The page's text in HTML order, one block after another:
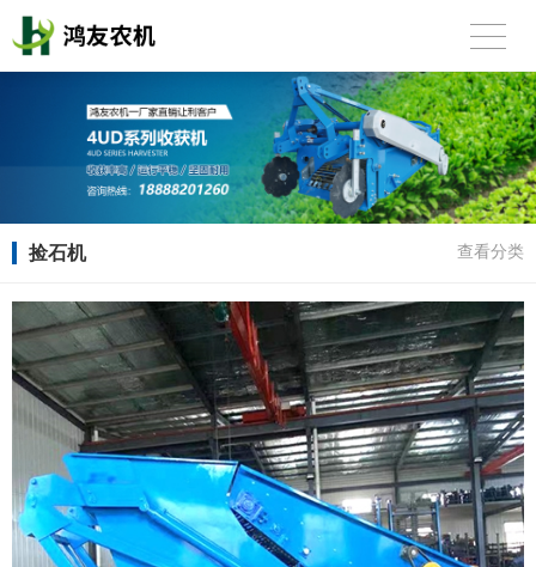
捡石机 查看分类